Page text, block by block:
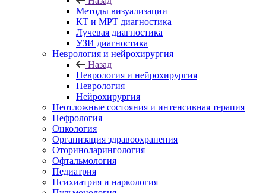
Методы визуализации
КТ и МРТ диагностика
Лучевая диагностика
УЗИ диагностика
Неврология и нейрохирургия
Назад
Неврология и нейрохирургия
Неврология
Нейрохирургия
Неотложные состояния и интенсивная терапия
Нефрология
Онкология
Организация здравоохранения
Оториноларингология
Офтальмология
Педиатрия
Психиатрия и наркология